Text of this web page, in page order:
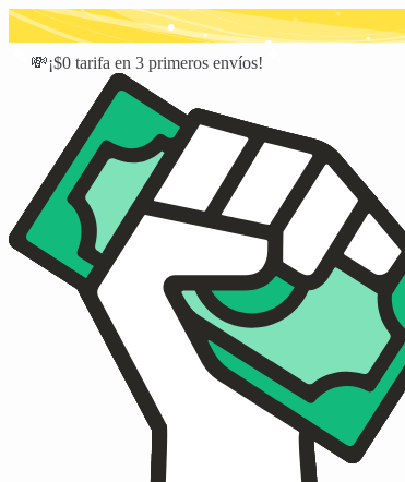
💸¡$0 tarifa en 3 primeros envíos!